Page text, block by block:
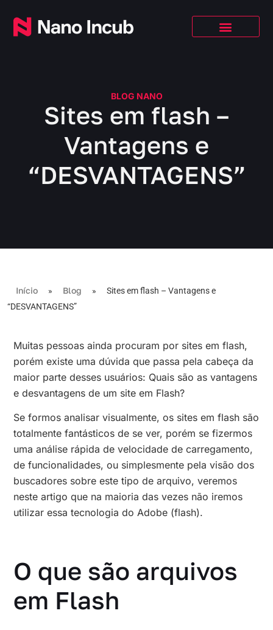
BLOG NANO
Sites em flash –
Vantagens e
“DESVANTAGENS”
Início » Blog »
Sites em flash – Vantagens e
“DESVANTAGENS”
Muitas pessoas ainda procuram por sites em flash,
porém existe uma dúvida que passa pela cabeça da
maior parte desses usuários: Quais são as vantagens
e desvantagens de um site em Flash?
Se formos analisar visualmente, os sites em flash são
totalmente fantásticos de se ver, porém se fizermos
uma análise rápida de velocidade de carregamento,
de funcionalidades, ou simplesmente pela visão dos
buscadores sobre este tipo de arquivo, veremos
neste artigo que na maioria das vezes não iremos
utilizar essa tecnologia do Adobe (flash).
O que são arquivos
em Flash